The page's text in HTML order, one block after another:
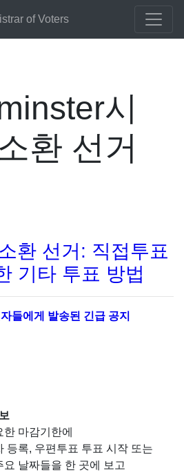
of Voters
시
환 선거
환 선거: 직접투표
기타 투표 방법
들에게 발송된 긴급 공지
마감기한에
등록, 우편투표 투표 시작 또는
날짜들을 한 곳에 보고